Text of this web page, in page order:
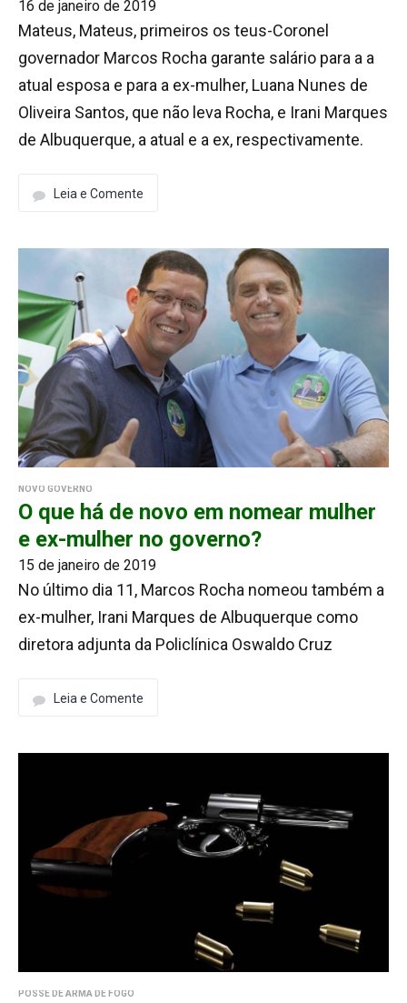
16 de janeiro de 2019
Mateus, Mateus, primeiros os teus-Coronel
governador Marcos Rocha garante salário para a a
atual esposa e para a ex-mulher, Luana Nunes de
Oliveira Santos, que não leva Rocha, e Irani Marques
de Albuquerque, a atual e a ex, respectivamente.
Leia e Comente
NOVO GOVERNO
O que há de novo em nomear mulher
e ex-mulher no governo?
15 de janeiro de 2019
No último dia 11, Marcos Rocha nomeou também a
ex-mulher, Irani Marques de Albuquerque como
diretora adjunta da Policlínica Oswaldo Cruz
Leia e Comente
POSSE DE ARMA DE FOGO